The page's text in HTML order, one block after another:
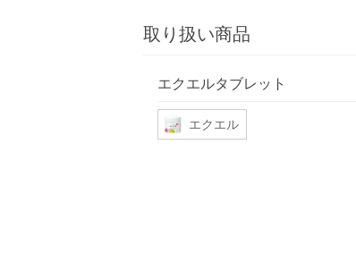
取り扱い商品
エクエルタブレット
エクエル